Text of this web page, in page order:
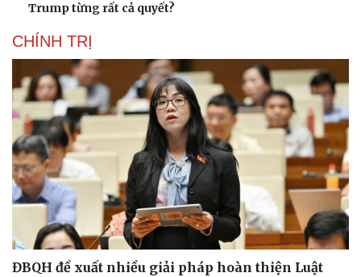
Trump từng rất cả quyết?
CHÍNH TRỊ
ĐBQH đề xuất nhiều giải pháp hoàn thiện Luật